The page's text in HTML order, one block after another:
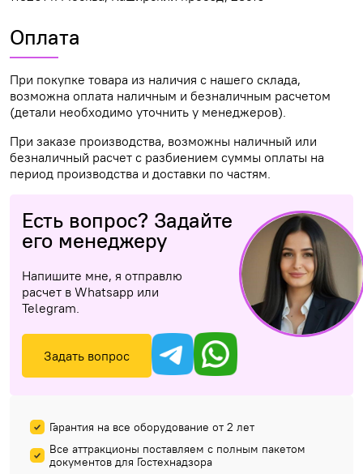
Оплата
При покупке товара из наличия с нашего склада,
возможна оплата наличным и безналичным расчетом
(детали необходимо уточнить у менеджеров).
При заказе производства, возможны наличный или
безналичный расчет с разбиением суммы оплаты на
период производства и доставки по частям.
Есть вопрос? Задайте
его менеджеру
Напишите мне, я отправлю
расчет в Whatsapp или
Telegram.
Задать вопрос
Гарантия на все оборудование от 2 лет
Все аттракционы поставляем с полным пакетом
документов для Гостехнадзора